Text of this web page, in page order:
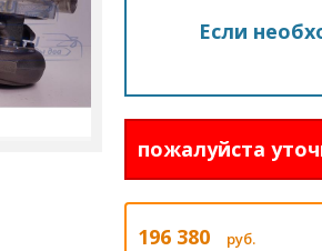
Если
пожалуйста
196 380 руб.